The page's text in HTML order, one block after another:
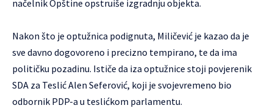
načelnik Opštine opstruiše izgradnju objekta.
Nakon što je optužnica podignuta, Miličević je kazao da je
sve davno dogovoreno i precizno tempirano, te da ima
političku pozadinu. Ističe da iza optužnice stoji povjerenik
SDA za Teslić Alen Seferović, koji je svojevremeno bio
odbornik PDP-a u teslićkom parlamentu.